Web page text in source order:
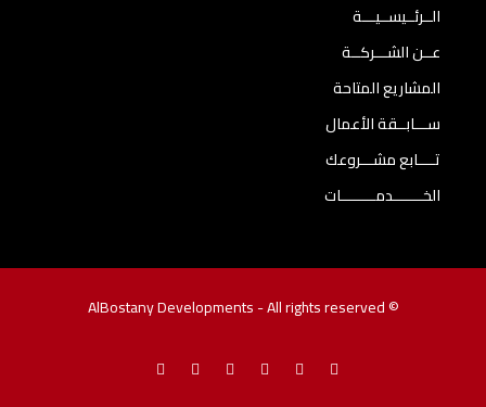
الــرئــيســيـــة
عــن الشـــركــة
المشاريع المتاحة
ســـابــقة الأعمال
تــــابع مشـــروعك
الخـــــــدمــــــــات
© AlBostany Developments - All rights reserved